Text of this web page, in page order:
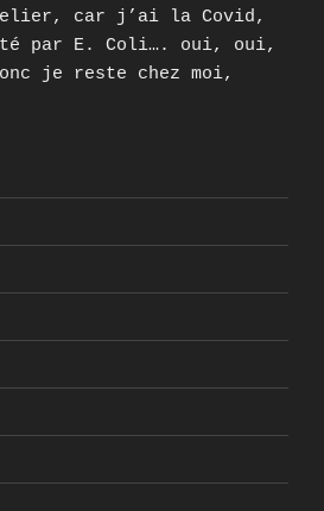
car j’ai la Covid,
par E. Coli…. oui, oui,
je reste chez moi,